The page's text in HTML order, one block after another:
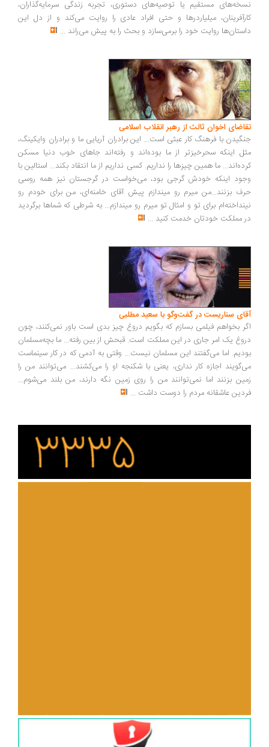
مستقیم یا توصیه‌های دستوری، تجربه زندگی سرمایه‌گذاران،
میلیاردرها و حتی افراد عادی را روایت می‌کند و از دل این
روایت خود را برمی‌سازد و بحث را به پیش می‌راند ...
اخوان ثالث از رهبر انقلاب اسلامی
با فرهنگ کار عبثی است... این برادران آریایی ما و برادران وایکینگ،
اینکه سحرخیزتر از ما بوده‌اند و رفته‌اند جاهای خوب دنیا مسکن
ما همین چیزها را نداریم. کسی نداریم از ما انتقاد بکند... استالین با
اینکه خودش گرجی بود، می‌خواست در گرجستان نیز همه روسی
بزنند...من میرم رو میندازم پیش آقای خامنه‌ای، من برای خودم رو
برای تو و امثال تو میرم رو میندازم... به شرطی که شماها برگردید
مملکت خودتان خدمت کنید...
سناریست در گفت‌وگو با سعید مطلبی
بخواهم فیلمی بسازم که بگویم دروغ چیز بدی است باور نمی‌کنند، چون
یک امر جاری در این مملکت است. قبحش از بین رفته... ما بچه‌مسلمان
اما می‌گفتند این مسلمان نیست... وقتی به آدمی که در کار سینماست
اجازه کار نداری، یعنی با شکنجه او را می‌کشند... می‌توانند من را
بزنند اما نمی‌توانند من را روی زمین نگه دارند، من بلند می‌شوم...
عاشقانه مردم را دوست داشت ...